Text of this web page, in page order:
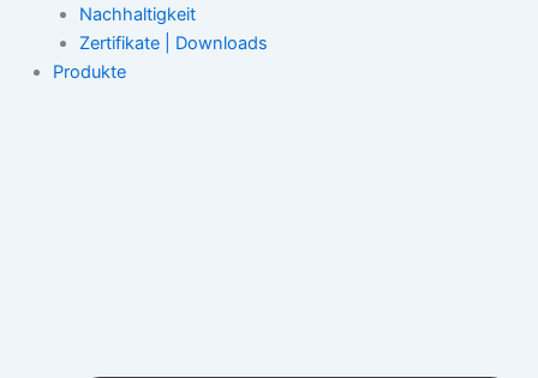
Nachhaltigkeit
Zertifikate | Downloads
Produkte